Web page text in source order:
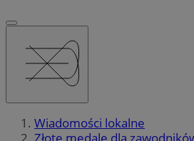
Wiadomości lokalne